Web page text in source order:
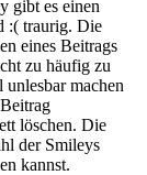
gibt es einen
:( traurig. Die
eines Beitrags
zu häufig zu
machen
löschen. Die
der Smileys
kannst.